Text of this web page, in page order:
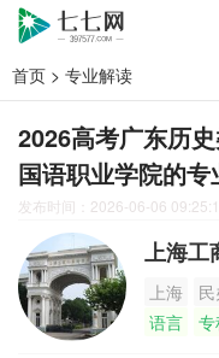
首页 > 专业解读
2026高考广东历
国语职业学院的专
发布时间：2026-06-06
上海工
上海
语言